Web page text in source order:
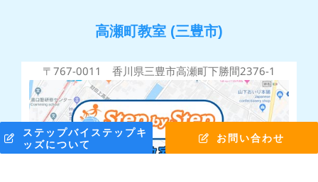
ステップバイステップキ
ッズについて
お問い合わせ
高瀬町教室 (三豊市)
〒767-0011 香川県三豊市高瀬町下勝間2376-1